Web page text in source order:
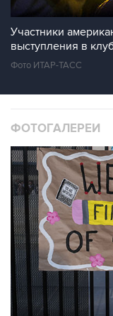
Участники
выступления в
Фото ИТАР-ТАСС
ФОТОГАЛЕРЕИ